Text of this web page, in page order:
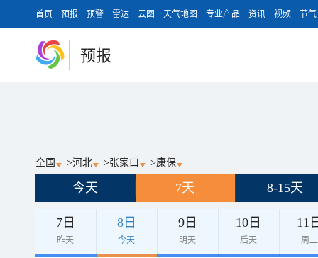
首页 预报 预警 雷达 云图 天气地图 专业产品 资讯 视频 节气
预报
全国 >河北 >张家口 >康保
今天 7天 8-15天
7日
昨天
8日
今天
9日
明天
10日
后天
11
周二